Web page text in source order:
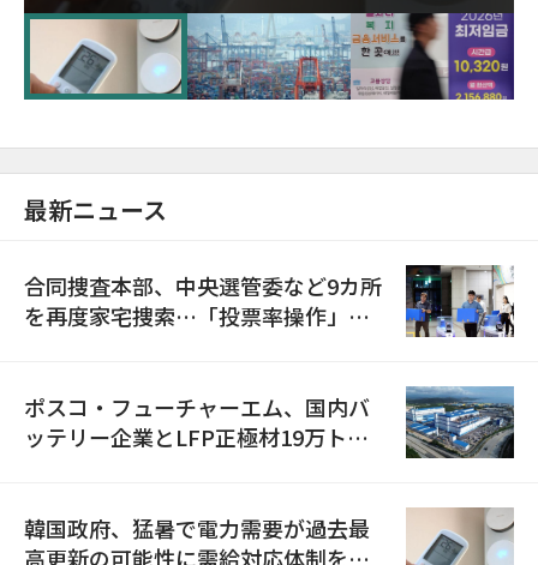
に需給対応体制を点検
最新ニュース
合同捜査本部、中央選管委など9カ所
を再度家宅捜索…「投票率操作」の
ポスコ・フューチャーエム、国内バ
ッテリー企業とLFP正極材19万トン
韓国政府、猛暑で電力需要が過去最
高更新の可能性に需給対応体制を点